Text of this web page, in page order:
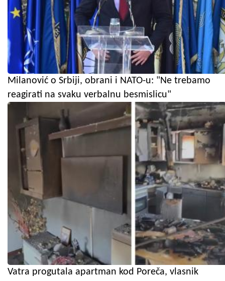
Milanović o Srbiji, obrani i NATO-u: "Ne trebamo
reagirati na svaku verbalnu besmislicu"
Vatra progutala apartman kod Poreča, vlasnik